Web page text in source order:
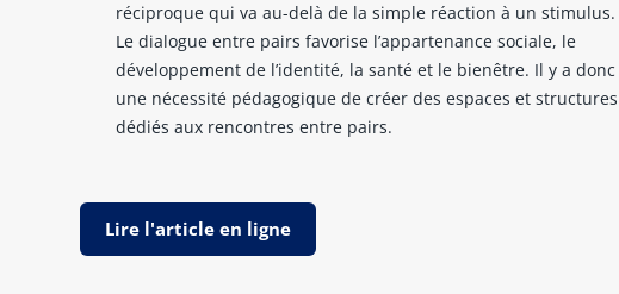
réciproque qui va au-delà de la simple réaction à un stimulus.
Le dialogue entre pairs favorise l’appartenance sociale, le
développement de l’identité, la santé et le bienêtre. Il y a donc
une nécessité pédagogique de créer des espaces et structures
dédiés aux rencontres entre pairs.
Lire l'article en ligne